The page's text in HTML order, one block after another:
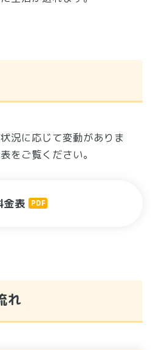
況に応じて変動がありま
をご覧ください。
金表
れ